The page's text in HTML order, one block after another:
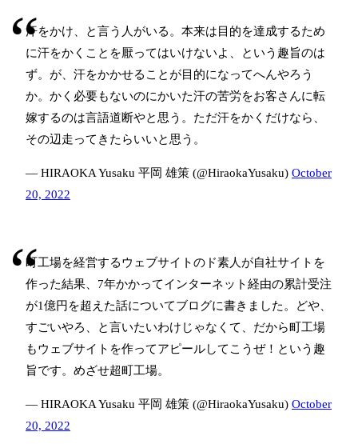
汗をかけ、と言う人がいる。本来は目的を達成するため
に汗をかくことを厭ってはいけないよ、という趣旨のは
ず。が、汗をかかせることが目的になってへんやろう
か。かく必要もないのにかいた汗の苦労をお客さんに転
嫁するのは言語道断やと思う。ただ汗をかくだけなら、
その辺走ってきたらいいと思う。
— HIRAOKA Yusaku 平岡 雄策 (@HiraokaYusaku) October
20, 2022
町工場を経営するウェブサイトのド素人が自社サイトを
作った結果、7年かかってインターネット経由の累計受注
が1億円を超えた話についてブログに書きました。どや、
すごいやろ、と言いたいわけじゃなくて、だから町工場
もウェブサイトを作ってアピールしてこうぜ！という趣
旨です。めざせ超町工場。
— HIRAOKA Yusaku 平岡 雄策 (@HiraokaYusaku) October
20, 2022